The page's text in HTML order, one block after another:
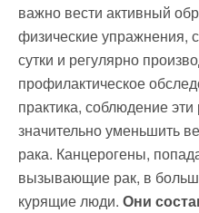
важно вести активный
физические упражнения,
сутки и регулярно
профилактическое
практика, соблюдение
значительно уменьшить
рака. Канцерогены,
вызывающие рак, в
курящие люди. Они